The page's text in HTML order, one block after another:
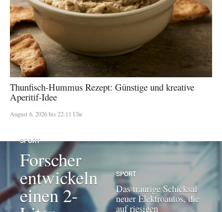
Thunfisch-Hummus Rezept: Günstige und kreative
Aperitif-Idee
August 6, 2026 bis 22:11 Uhr
SPORT
Forscher
entwickeln
einen 2-
SPORT
Das traurige Schicksal
neuer Elektroautos, die
auf riesigen